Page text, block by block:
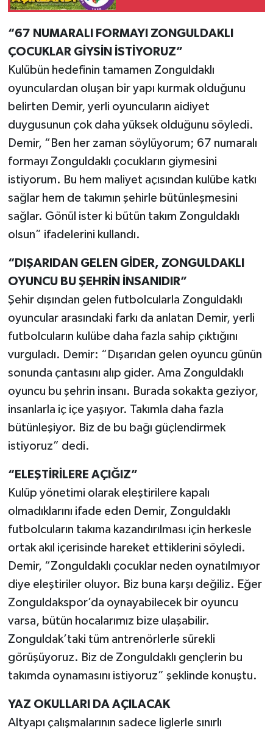
“67 NUMARALI FORMAYI ZONGULDAKLI
ÇOCUKLAR GİYSİN İSTİYORUZ”
Kulübün hedefinin tamamen Zonguldaklı
oyunculardan oluşan bir yapı kurmak olduğunu
belirten Demir, yerli oyuncuların aidiyet
duygusunun çok daha yüksek olduğunu söyledi.
Demir, “Ben her zaman söylüyorum; 67 numaralı
formayı Zonguldaklı çocukların giymesini
istiyorum. Bu hem maliyet açısından kulübe katkı
sağlar hem de takımın şehirle bütünleşmesini
sağlar. Gönül ister ki bütün takım Zonguldaklı
olsun” ifadelerini kullandı.
“DIŞARIDAN GELEN GİDER, ZONGULDAKLI
OYUNCU BU ŞEHRİN İNSANIDIR”
Şehir dışından gelen futbolcularla Zonguldaklı
oyuncular arasındaki farkı da anlatan Demir, yerli
futbolcuların kulübe daha fazla sahip çıktığını
vurguladı. Demir: “Dışarıdan gelen oyuncu günün
sonunda çantasını alıp gider. Ama Zonguldaklı
oyuncu bu şehrin insanı. Burada sokakta geziyor,
insanlarla iç içe yaşıyor. Takımla daha fazla
bütünleşiyor. Biz de bu bağı güçlendirmek
istiyoruz” dedi.
“ELEŞTİRİLERE AÇIĞIZ”
Kulüp yönetimi olarak eleştirilere kapalı
olmadıklarını ifade eden Demir, Zonguldaklı
futbolcuların takıma kazandırılması için herkesle
ortak akıl içerisinde hareket ettiklerini söyledi.
Demir, “Zonguldaklı çocuklar neden oynatılmıyor
diye eleştiriler oluyor. Biz buna karşı değiliz. Eğer
Zonguldakspor’da oynayabilecek bir oyuncu
varsa, bütün hocalarımız bize ulaşabilir.
Zonguldak’taki tüm antrenörlerle sürekli
görüşüyoruz. Biz de Zonguldaklı gençlerin bu
takımda oynamasını istiyoruz” şeklinde konuştu.
YAZ OKULLARI DA AÇILACAK
Altyapı çalışmalarının sadece liglerle sınırlı